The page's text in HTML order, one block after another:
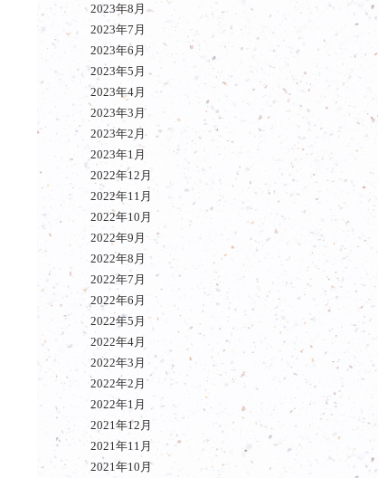
2023年8月
2023年7月
2023年6月
2023年5月
2023年4月
2023年3月
2023年2月
2023年1月
2022年12月
2022年11月
2022年10月
2022年9月
2022年8月
2022年7月
2022年6月
2022年5月
2022年4月
2022年3月
2022年2月
2022年1月
2021年12月
2021年11月
2021年10月